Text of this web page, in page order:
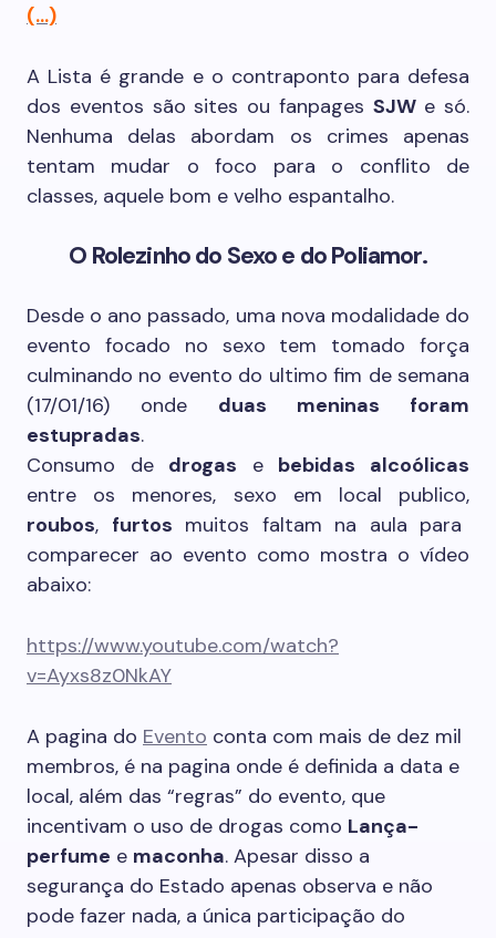
(…)
A Lista é grande e o contraponto para defesa
dos eventos são sites ou fanpages SJWe só.
Nenhuma delas abordam os crimes apenas
tentam mudar o foco para o conflito de
classes, aquele bom e velho espantalho.
O Rolezinho do Sexo e do Poliamor.
Desde o ano passado, uma nova modalidade do
evento focado no sexo tem tomado força
culminando no evento do ultimo fim de semana
(17/01/16) onde duas meninas foram
estupradas.
Consumo de drogas e bebidas alcoólicas
entre os menores, sexo em local publico,
roubos, furtos muitos faltam na aula para
comparecer ao evento como mostra o vídeo
abaixo:
https://www.youtube.com/watch?
v=Ayxs8z0NkAY
A pagina do Evento conta com mais de dez mil
membros, é na pagina onde é definida a data e
local, além das “regras” do evento, que
incentivam o uso de drogas como Lança-
perfume e maconha. Apesar disso a
segurança do Estado apenas observa e não
pode fazer nada, a única participação do